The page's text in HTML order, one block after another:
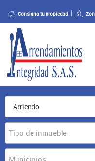
Consigna tu propiedad
Tipo de inmueble
Municipios